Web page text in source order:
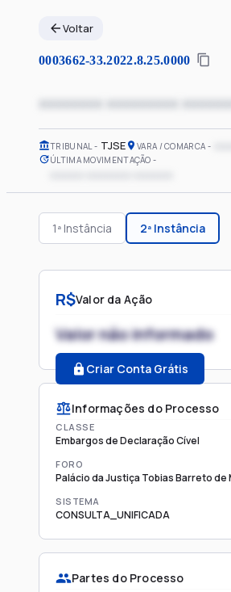
Voltar
0003662-33.2022.8.25.0000
xxxxxxxx xxxxxxxxx
TRIBUNAL TJSE VARA / COMARCA
ÚLTIMA MOVIMENTAÇÃO
1ª Instância 2ª Instância
R$Valor da Ação
Valor não informado
Criar Conta Grátis
Informações do Processo
CLASSE
Embargos de Declaração Cível
FORO
Palácio da Justiça Tobias Barreto de
SISTEMA
CONSULTA_UNIFICADA
Partes do Processo